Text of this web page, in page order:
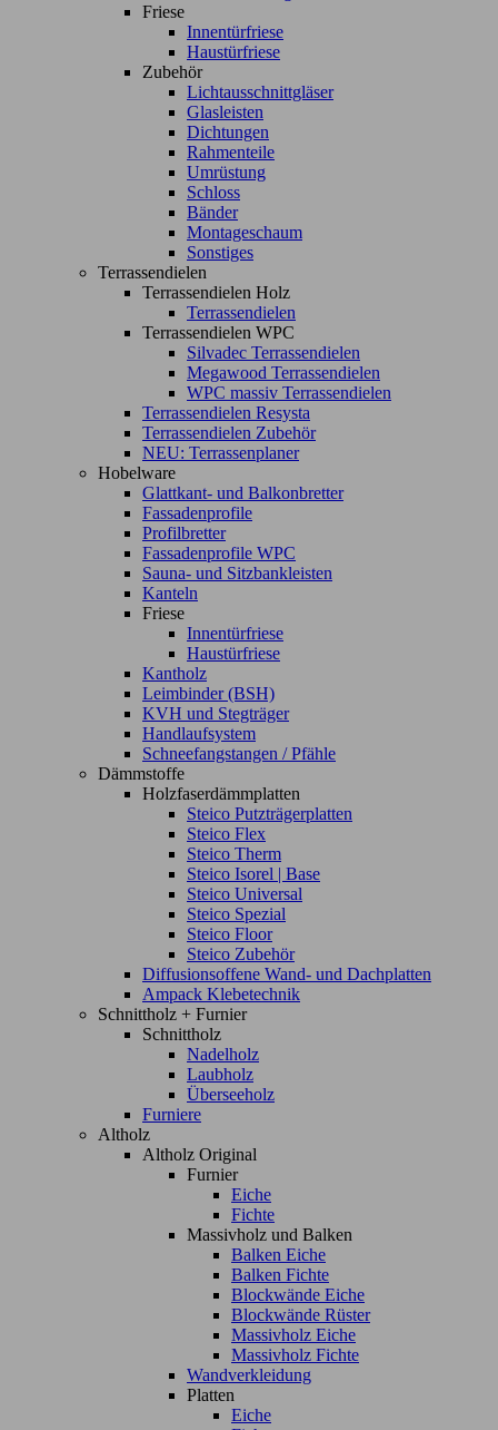
Friese
Innentürfriese
Haustürfriese
Zubehör
Lichtausschnittgläser
Glasleisten
Dichtungen
Rahmenteile
Umrüstung
Schloss
Bänder
Montageschaum
Sonstiges
Terrassendielen
Terrassendielen Holz
Terrassendielen
Terrassendielen WPC
Silvadec Terrassendielen
Megawood Terrassendielen
WPC massiv Terrassendielen
Terrassendielen Resysta
Terrassendielen Zubehör
NEU: Terrassenplaner
Hobelware
Glattkant- und Balkonbretter
Fassadenprofile
Profilbretter
Fassadenprofile WPC
Sauna- und Sitzbankleisten
Kanteln
Friese
Innentürfriese
Haustürfriese
Kantholz
Leimbinder (BSH)
KVH und Stegträger
Handlaufsystem
Schneefangstangen / Pfähle
Dämmstoffe
Holzfaserdämmplatten
Steico Putzträgerplatten
Steico Flex
Steico Therm
Steico Isorel | Base
Steico Universal
Steico Spezial
Steico Floor
Steico Zubehör
Diffusionsoffene Wand- und Dachplatten
Ampack Klebetechnik
Schnittholz + Furnier
Schnittholz
Nadelholz
Laubholz
Überseeholz
Furniere
Altholz
Altholz Original
Furnier
Eiche
Fichte
Massivholz und Balken
Balken Eiche
Balken Fichte
Blockwände Eiche
Blockwände Rüster
Massivholz Eiche
Massivholz Fichte
Wandverkleidung
Platten
Eiche